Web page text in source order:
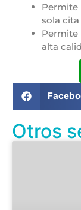
sola
alta
Otros